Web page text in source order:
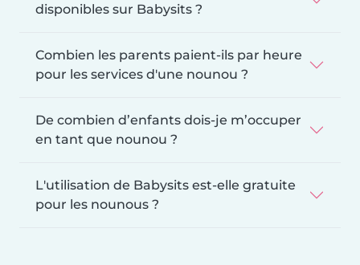
disponibles sur Babysits ?
Combien les parents paient-ils par heure
pour les services d'une nounou ?
De combien d’enfants dois-je m’occuper
en tant que nounou ?
L'utilisation de Babysits est-elle gratuite
pour les nounous ?